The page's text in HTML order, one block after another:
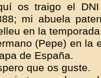
os traigo el
mi abuela
en la
(Pepe) en la
de España.
que os guste.